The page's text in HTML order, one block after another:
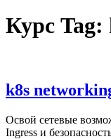
Курс Tag:
k8s
Освой сетевые
Ingress и